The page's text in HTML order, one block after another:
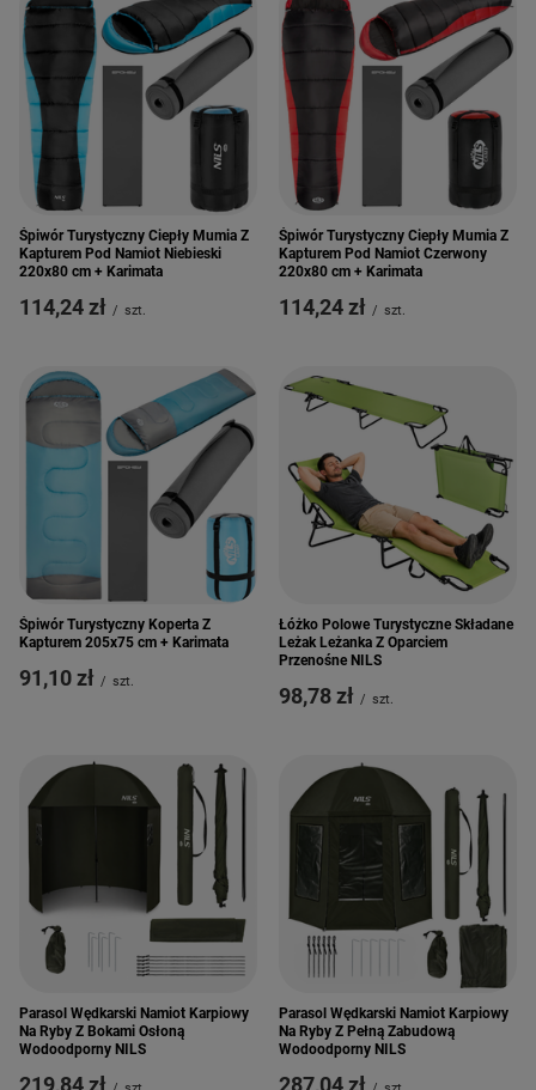
Śpiwór Turystyczny Ciepły Mumia Z
Kapturem Pod Namiot Niebieski
220x80 cm + Karimata
114,24 zł / szt.
Śpiwór Turystyczny Ciepły Mumia Z
Kapturem Pod Namiot Czerwony
220x80 cm + Karimata
114,24 zł / szt.
Śpiwór Turystyczny Koperta Z
Kapturem 205x75 cm + Karimata
91,10 zł / szt.
Łóżko Polowe Turystyczne Składane
Leżak Leżanka Z Oparciem
Przenośne NILS
98,78 zł / szt.
Parasol Wędkarski Namiot Karpiowy
Na Ryby Z Bokami Osłoną
Wodoodporny NILS
219,84 zł
Parasol Wędkarski Namiot Karpiowy
Na Ryby Z Pełną Zabudową
Wodoodporny NILS
287,04 zł